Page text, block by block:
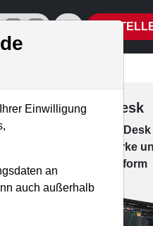
Social Media-Accounts
Aktien- und
Trading-Desk
leis­tungs­star­ke
Han­dels­platt­form
Einwilligung
an
auch außerhalb